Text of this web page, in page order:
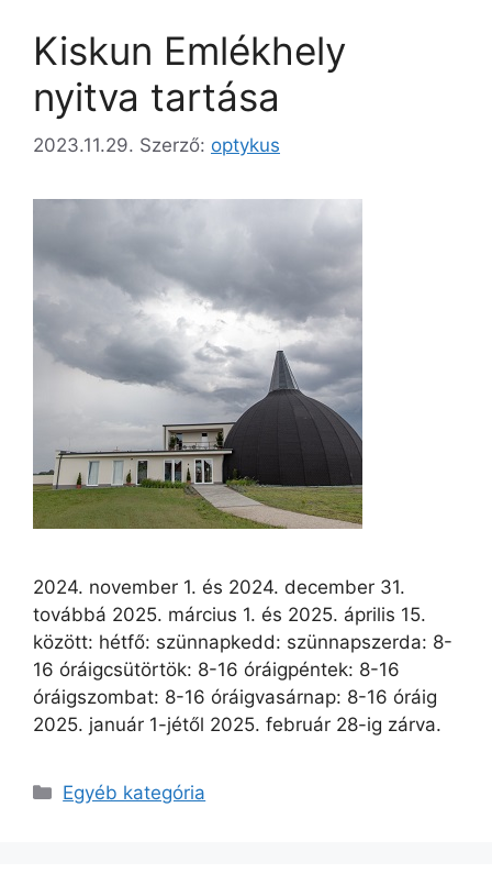
Kiskun Emlékhely
nyitva tartása
2023.11.29. Szerző: optykus
2024. november 1. és 2024. december 31.
továbbá 2025. március 1. és 2025. április 15.
között: hétfő: szünnapkedd: szünnapszerda: 8-
16 óráigcsütörtök: 8-16 óráigpéntek: 8-16
óráigszombat: 8-16 óráigvasárnap: 8-16 óráig
2025. január 1-jétől 2025. február 28-ig zárva.
Egyéb kategória